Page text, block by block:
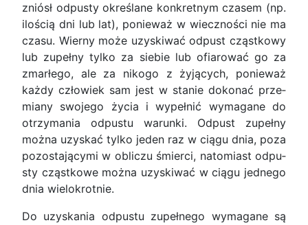
zniósł odpusty określane konkretnym czasem (np.
ilością dni lub lat), ponieważ w wieczności nie ma
czasu. Wierny może uzyskiwać odpust cząstkowy
lub zupełny tylko za siebie lub ofiarować go za
zmarłego, ale za nikogo z żyjących, ponieważ
każdy człowiek sam jest w stanie dokonać prze­
miany swojego życia i wypełnić wymagane do
otrzymania odpustu warunki. Odpust zupełny
można uzyskać tylko jeden raz w ciągu dnia, poza
pozostającymi w obliczu śmierci, natomiast odpu­
sty cząstkowe można uzyskiwać w ciągu jednego
dnia wielokrotnie.
Do uzyskania odpustu zupełnego wymagane są